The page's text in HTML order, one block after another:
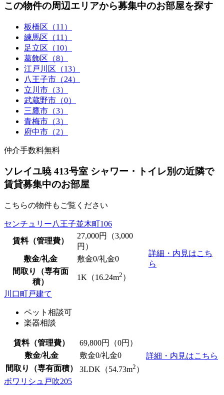
この物件の周辺エリアから募集中のお部屋を探す
板橋区（11）
練馬区（11）
足立区（10）
葛飾区（8）
江戸川区（13）
八王子市（24）
立川市（3）
武蔵野市（0）
三鷹市（3）
青梅市（3）
府中市（2）
仲介手数料無料
ソレイユ暁 413号室 シャワー・トイレ別の近隣で
賃貸募集中のお部屋
こちらの物件もご覧ください
センチュリー八王子並木町106
賃料（管理費）
27,000円（3,000
円）
詳細・内見はこち
ら
敷金/礼金 敷金0/礼金0
間取り（専有面
積）
1K（16.24m2 ）
川口町戸建て
ペット相談可
楽器相談
賃料（管理費） 69,800円（0円）
詳細・内見はこちら
敷金/礼金 敷金0/礼金0
間取り（専有面積）
3LDK（54.73m2 ）
ボワリシュ戸吹205